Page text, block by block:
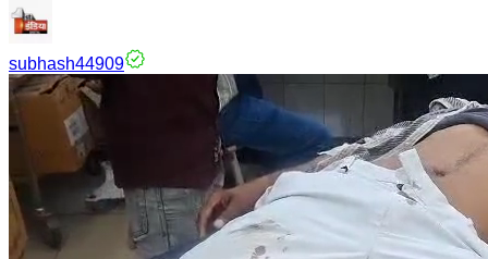
subhash44909